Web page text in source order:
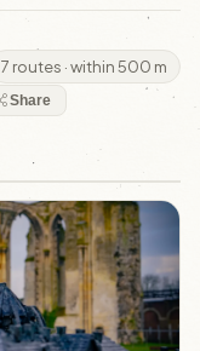
7 routes · within 500 m
Share